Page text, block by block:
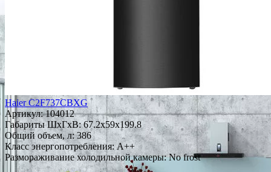
Haier C2F737CBXG
Артикул:104012
Габариты ШxГxВ: 67.2x59x199.8
Общий объем, л: 386
Класс энергопотребления: A++
Размораживание холодильной камеры: No frost